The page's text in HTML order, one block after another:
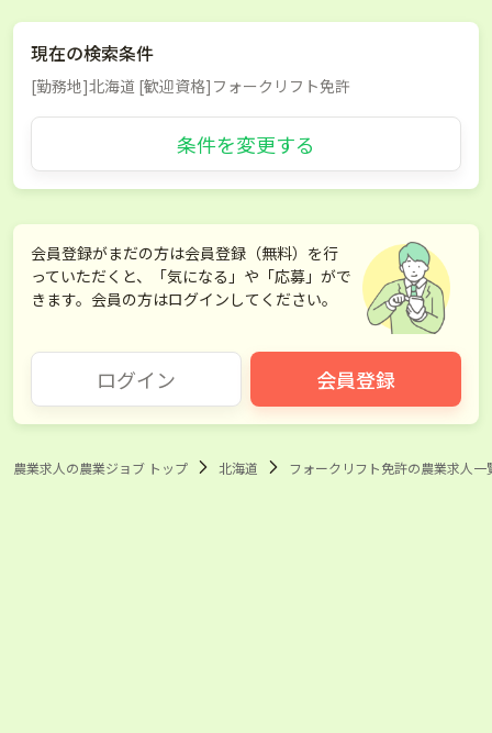
現在の検索条件
[勤務地]北海道 [歓迎資格]フォークリフト免許
条件を変更する
会員登録がまだの方は会員登録（無料）を行
っていただくと、「気になる」や「応募」がで
きます。会員の方はログインしてください。
ログイン 会員登録
農業求人の農業ジョブ トップ 北海道 フォークリフト免許の農業求人一